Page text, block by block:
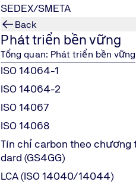
SEDEX/SMETA
Back
Phát triển bền vững
Tổng quan: Phát triển bền vững
ISO 14064-1
ISO 14064-2
ISO 14067
ISO 14068
Tín chỉ carbon theo chương
dard (GS4GG)
LCA (ISO 14040/14044)